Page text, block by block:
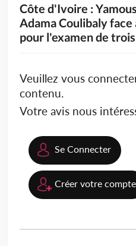
Côte d'Ivoire :
Adama Coulibaly
pour l'examen de
Veuillez vous
contenu.
Votre avis nous
Se Connecter
Créer votre compte